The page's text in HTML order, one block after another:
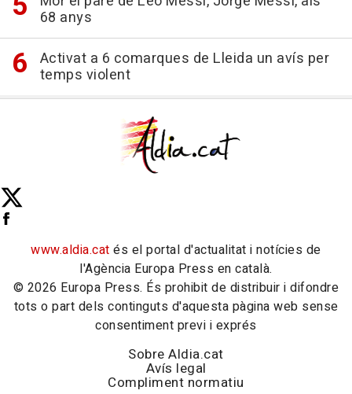
68 anys
Activat a 6 comarques de Lleida un avís per
temps violent
www.aldia.cat és el portal d'actualitat i notícies de
l'Agència Europa Press en català.
© 2026 Europa Press. És prohibit de distribuir i difondre
tots o part dels continguts d'aquesta pàgina web sense
consentiment previ i exprés
Sobre Aldia.cat
Avís legal
Compliment normatiu